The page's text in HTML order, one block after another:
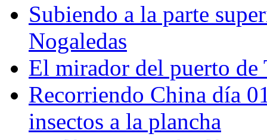
Subiendo a la parte
Nogaledas
El mirador del puerto de
Recorriendo China día
insectos a la plancha